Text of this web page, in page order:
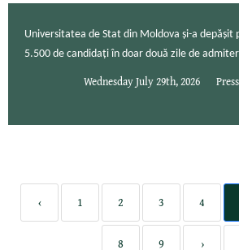
Universitatea de Stat din Moldova și-a depășit
5.500 de candidați în doar două zile de
Wednesday July 29th, 2026
‹ 1 2 3 4
8 9 ›